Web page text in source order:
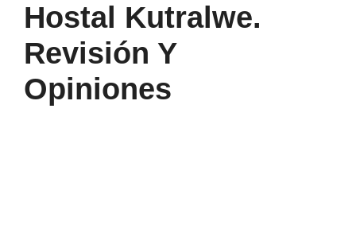
Hostal Kutralwe.
Revisión Y
Opiniones